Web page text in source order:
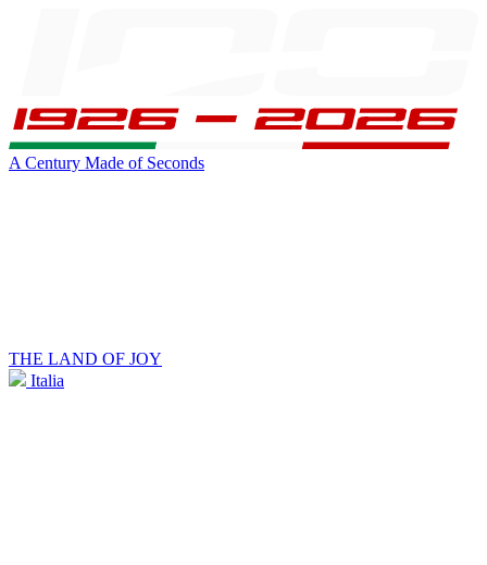
A Century Made of Seconds
THE LAND OF JOY
Italia